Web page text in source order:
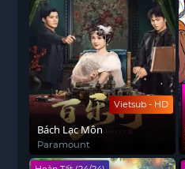
Vietsub - HD
Bách Lạc Môn
Paramount